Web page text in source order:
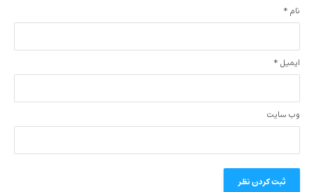
نام *
ایمیل *
وب‌ سایت